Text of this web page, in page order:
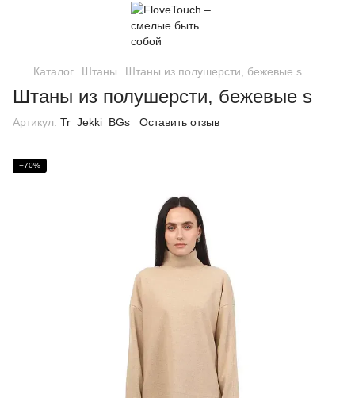
Каталог Штаны Штаны из полушерсти, бежевые s
Штаны из полушерсти, бежевые s
Артикул: Tr_Jekki_BGs Оставить отзыв
−70%